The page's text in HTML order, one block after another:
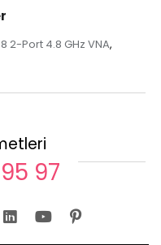
2-Port 4.8 GHz VNA,
97